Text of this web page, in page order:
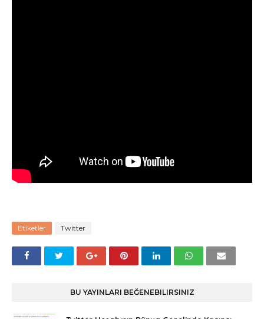
Etiketler Twitter
BU YAYINLARI BEĞENEBILIRSINIZ